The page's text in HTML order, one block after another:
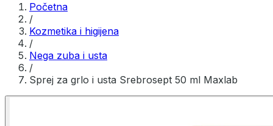
Početna
/
Kozmetika i higijena
/
Nega zuba i usta
/
Sprej za grlo i usta Srebrosept 50 ml Maxlab